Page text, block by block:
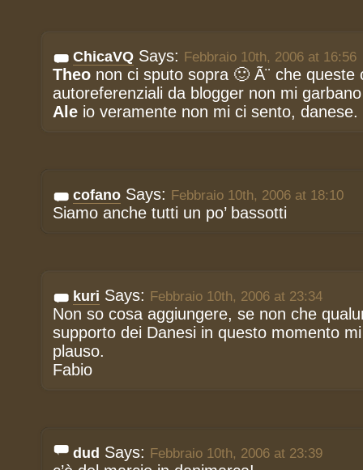
ChicaVQ Says: Febbraio 10th, 2006 at 16:56
Theo non ci sputo sopra 🙂 Ã¨ che queste
autoreferenziali da blogger non mi
Ale io veramente non mi ci sento, danese.
cofano Says: Febbraio 10th, 2006 at 18:10
Siamo anche tutti un po’ bassotti
kuri Says: Febbraio 10th, 2006 at 23:34
Non so cosa aggiungere, se non che
supporto dei Danesi in questo momento
plauso.
Fabio
dud Says: Febbraio 10th, 2006 at 23:39